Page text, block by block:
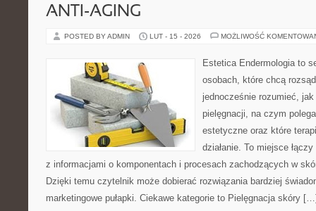
ANTI-AGING
POSTED BY ADMIN LUT - 15 - 2026 MOŻLIWOŚĆ
Estetica Endermologia to
osobach, które chcą
jednocześnie rozumieć, jak
pielęgnacji, na czym
estetyczne oraz które
działanie. To miejsce
z informacjami o komponentach i procesach zachodzących w
Dzięki temu czytelnik może dobierać rozwiązania bardziej
marketingowe pułapki. Ciekawe kategorie to Pielęgnacja skóry